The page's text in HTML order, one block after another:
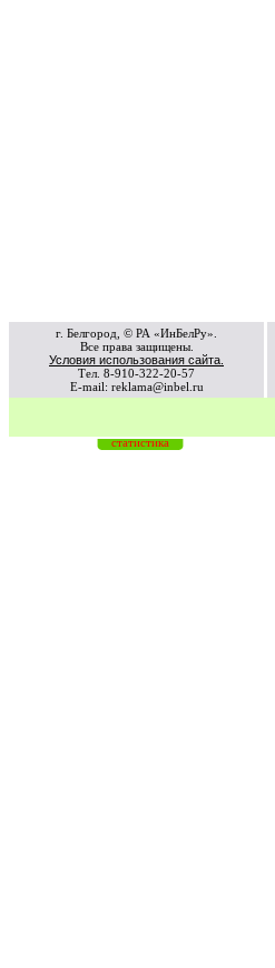
г. Белгород, © РА «ИнБелРу».
Все права защищены.
Условия использования сайта.
Тел. 8-910-322-20-57
E-mail: reklama@inbel.ru
статистика